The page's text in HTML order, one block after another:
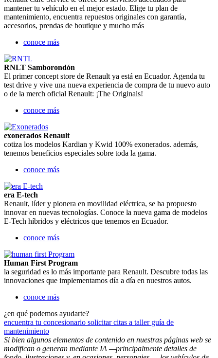
mantener tu vehículo en el mejor estado. Elige tu plan de
mantenimiento, encuentra repuestos originales con garantía,
accesorios, prendas de boutique y mucho más
conoce más
RNLT Samborondón
El primer concept store de Renault ya está en Ecuador. Agenda tu
test drive y vive una nueva experiencia de compra de tu nuevo auto
o de la merch oficial Renault: ¡The Originals!
conoce más
exonerados Renault
cotiza los modelos Kardian y Kwid 100% exonerados. además,
tenemos beneficios especiales sobre toda la gama.
conoce más
era E-tech
Renault, líder y pionera en movilidad eléctrica, se ha propuesto
innovar en nuevas tecnologías. Conoce la nueva gama de modelos
E-Tech híbridos y eléctricos que tenemos en Ecuador.
conoce más
Human First Program
la seguridad es lo más importante para Renault. Descubre todas las
innovaciones que implementamos día a día en nuestros autos.
conoce más
¿en qué podemos ayudarte?
encuentra tu concesionario solicitar citas a taller guía de
mantenimiento
Si bien algunos elementos de contenido en nuestras páginas web se
modifican o generan mediante IA —principalmente detalles de